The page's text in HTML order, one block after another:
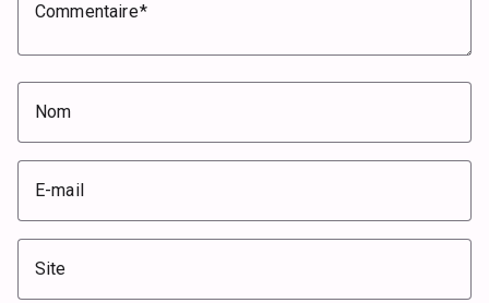
Commentaire
Nom
E-mail
Site